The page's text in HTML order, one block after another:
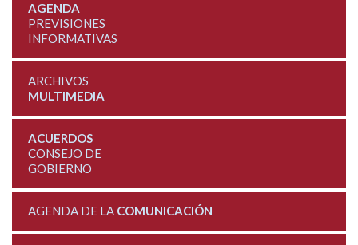
AGENDA
PREVISIONES
INFORMATIVAS
ARCHIVOS
MULTIMEDIA
ACUERDOS
CONSEJO DE
GOBIERNO
AGENDA DE LA COMUNICACIÓN